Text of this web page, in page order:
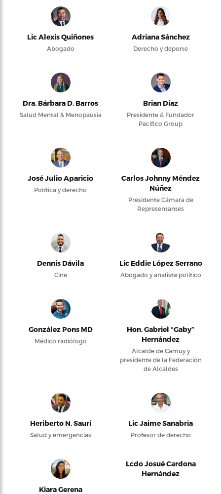
Lic Alexis Quiñones
Abogado
Adriana Sánchez
Derecho y deporte
Dra. Bárbara D. Barros
Salud Mental & Menopausia
Brian Díaz
Presidente & Fundador
Pacifico Group
José Julio Aparicio
Política y derecho
Carlos Johnny Méndez
Núñez
Presidente Cámara de
Representantes
Dennis Dávila
Cine
Lic Eddie López Serrano
Abogado y analista político
González Pons MD
Médico radiólogo
Hon. Gabriel “Gaby”
Hernández
Alcalde de Camuy y
presidente de la Federación
de Alcaldes
Heriberto N. Saurí
Salud y emergencias
Lic Jaime Sanabria
Profesor de derecho
Kiara Gerena
Lcdo Josué Cardona
Hernández